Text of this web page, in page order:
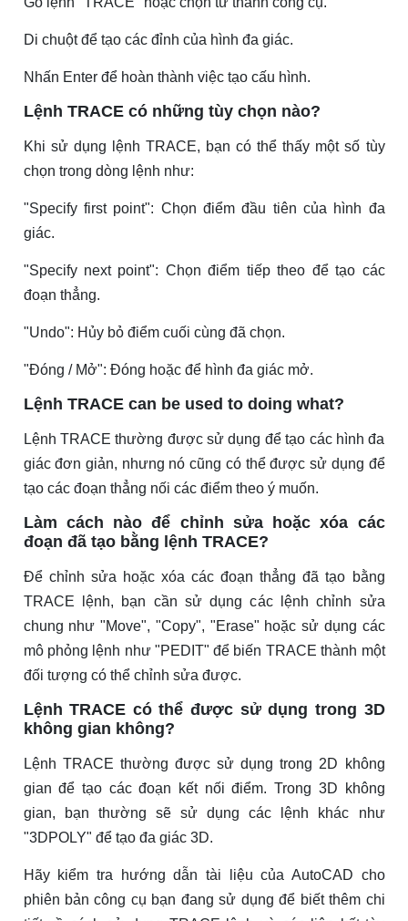
Di chuột để tạo các đỉnh của hình đa giác.
Nhấn Enter để hoàn thành việc tạo cấu hình.
Lệnh TRACE có những tùy chọn nào?
Khi sử dụng lệnh TRACE, bạn có thể thấy một số tùy
chọn trong dòng lệnh như:
"Specify first point": Chọn điểm đầu tiên của hình đa
giác.
"Specify next point": Chọn điểm tiếp theo để tạo các
đoạn thẳng.
"Undo": Hủy bỏ điểm cuối cùng đã chọn.
"Đóng / Mở": Đóng hoặc để hình đa giác mở.
Lệnh TRACE can be used to doing what?
Lệnh TRACE thường được sử dụng để tạo các hình đa
giác đơn giản, nhưng nó cũng có thể được sử dụng để
tạo các đoạn thẳng nối các điểm theo ý muốn.
Làm cách nào để chỉnh sửa hoặc xóa các
đoạn đã tạo bằng lệnh TRACE?
Để chỉnh sửa hoặc xóa các đoạn thẳng đã tạo bằng
TRACE lệnh, bạn cần sử dụng các lệnh chỉnh sửa
chung như "Move", "Copy", "Erase" hoặc sử dụng các
mô phỏng lệnh như "PEDIT" để biến TRACE thành một
đối tượng có thể chỉnh sửa được.
Lệnh TRACE có thể được sử dụng trong 3D
không gian không?
Lệnh TRACE thường được sử dụng trong 2D không
gian để tạo các đoạn kết nối điểm. Trong 3D không
gian, bạn thường sẽ sử dụng các lệnh khác như
"3DPOLY" để tạo đa giác 3D.
Hãy kiểm tra hướng dẫn tài liệu của AutoCAD cho
phiên bản công cụ bạn đang sử dụng để biết thêm chi